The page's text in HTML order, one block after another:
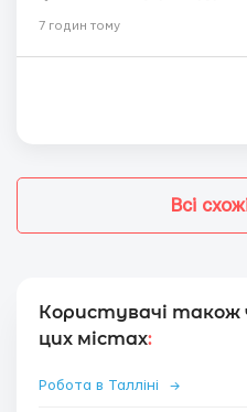
7 годин тому
Всі
Користувачі
цих містах:
Робота в Талліні →